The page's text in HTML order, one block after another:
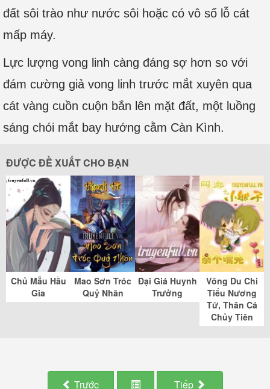
đất sôi trào như nước sôi hoặc có vô số lỗ cát
mấp máy.
Lực lượng vong linh càng đáng sợ hơn so với
đám cường giả vong linh trước mắt xuyên qua
cát vàng cuồn cuộn bắn lên mặt đất, một luồng
sáng chói mắt bay hướng cằm Càn Kình.
ĐƯỢC ĐỀ XUẤT CHO BẠN
Chủ Mẫu Hầu
Gia
Mao Sơn Tróc
Quỷ Nhân
Đại Giá Huynh
Trưởng
Võng Du Chi
Tiểu Nương
Tử, Thân Cá
Chủy Tiên
Trước Tiếp